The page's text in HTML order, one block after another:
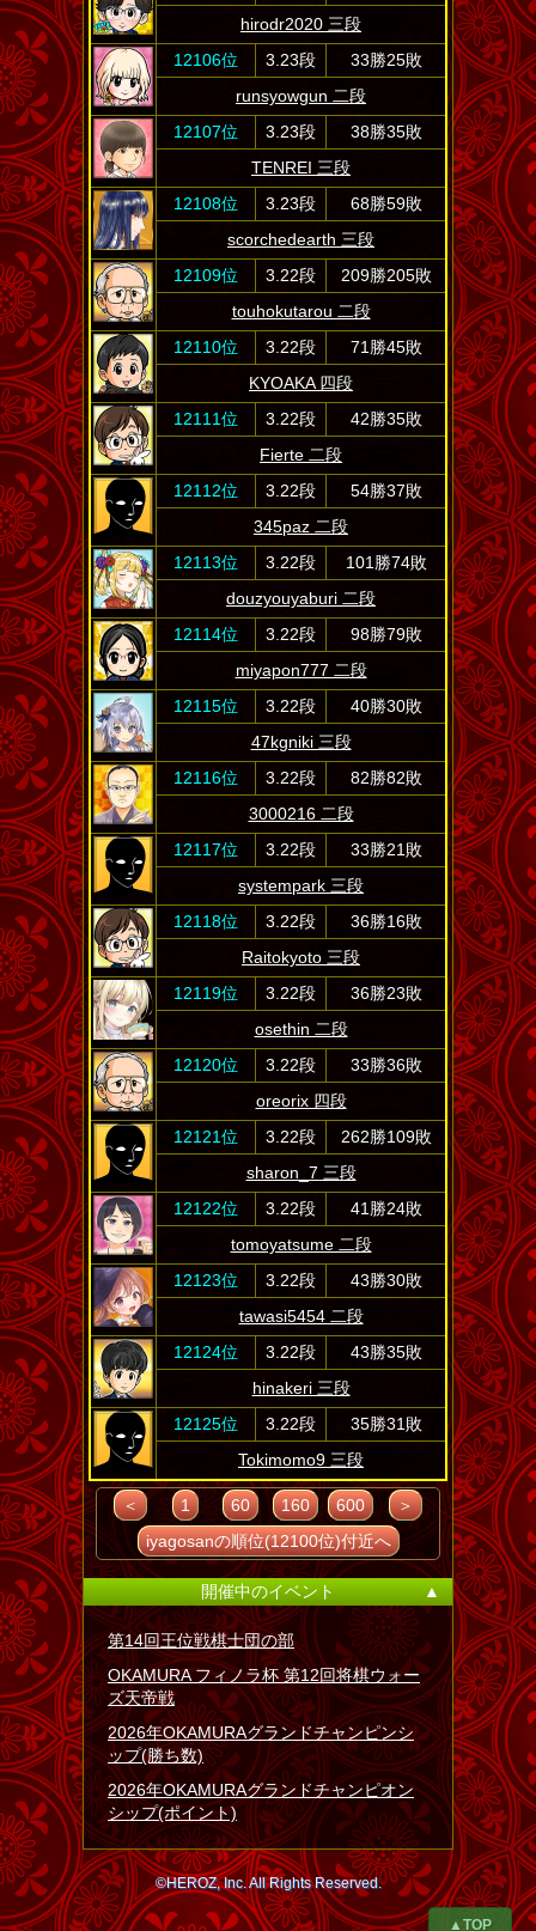
hirodr2020 三段
12106位
3.23段
33勝25敗
runsyowgun 二段
12107位
3.23段
38勝35敗
TENREI 三段
12108位
3.23段
68勝59敗
scorchedearth 三段
12109位
3.22段
209勝205敗
touhokutarou 二段
12110位
3.22段
71勝45敗
KYOAKA 四段
12111位
3.22段
42勝35敗
Fierte 二段
12112位
3.22段
54勝37敗
345paz 二段
12113位
3.22段
101勝74敗
douzyouyaburi 二段
12114位
3.22段
98勝79敗
miyapon777 二段
12115位
3.22段
40勝30敗
47kgniki 三段
12116位
3.22段
82勝82敗
3000216 二段
12117位
3.22段
33勝21敗
systempark 三段
12118位
3.22段
36勝16敗
Raitokyoto 三段
12119位
3.22段
36勝23敗
osethin 二段
12120位
3.22段
33勝36敗
oreorix 四段
12121位
3.22段
262勝109敗
sharon_7 三段
12122位
3.22段
41勝24敗
tomoyatsume 二段
12123位
3.22段
43勝30敗
tawasi5454 二段
12124位
3.22段
43勝35敗
hinakeri 三段
12125位
3.22段
35勝31敗
Tokimomo9 三段
＜ 1 60 160 600
＞
iyagosanの順位(12100位)付近へ
開催中のイベント ▲
第14回王位戦棋士団の部
OKAMURA フィノラ杯 第12回将棋ウォー
ズ天帝戦
2026年OKAMURAグランドチャンピンシ
ップ(勝ち数)
2026年OKAMURAグランドチャンピオン
シップ(ポイント)
©HEROZ, Inc. All Rights Reserved.
▲TOP